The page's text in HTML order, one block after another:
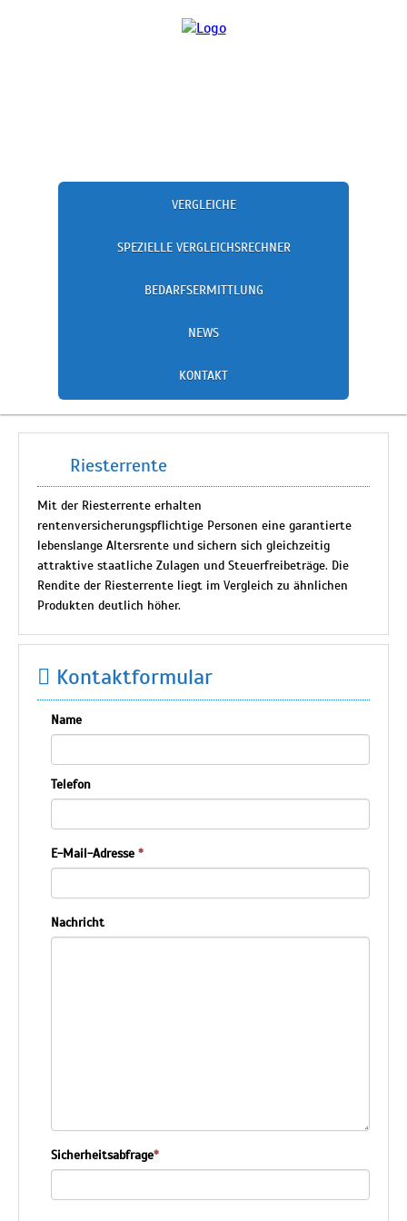
VERGLEICHE
SPEZIELLE VERGLEICHSRECHNER
BEDARFSERMITTLUNG
NEWS
KONTAKT
Riesterrente
Mit der Riesterrente erhalten
rentenversicherungspflichtige Personen eine garantierte
lebenslange Altersrente und sichern sich gleichzeitig
attraktive staatliche Zulagen und Steuerfreibeträge. Die
Rendite der Riesterrente liegt im Vergleich zu ähnlichen
Produkten deutlich höher.
Kontaktformular
Name
Telefon
E-Mail-Adresse *
Nachricht
Sicherheitsabfrage*